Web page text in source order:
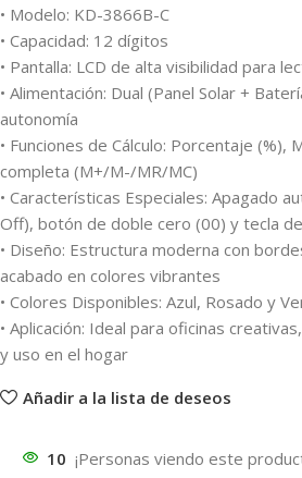
• Modelo: KD-3866B-C
• Capacidad: 12 dígitos
• Pantalla: LCD de alta visibilidad para
• Alimentación: Dual (Panel Solar +
autonomía
• Funciones de Cálculo: Porcentaje (%),
completa (M+/M-/MR/MC)
• Características Especiales: Apagado
Off), botón de doble cero (00) y tecla
• Diseño: Estructura moderna con
acabado en colores vibrantes
• Colores Disponibles: Azul, Rosado y
• Aplicación: Ideal para oficinas
y uso en el hogar
Añadir a la lista de deseos
10 ¡Personas viendo este